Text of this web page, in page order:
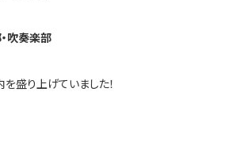
吹奏楽部
盛り上げていました！